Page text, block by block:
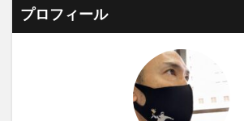
プロフィール